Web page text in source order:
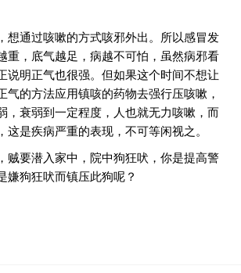
想通过咳嗽的方式咳邪外出。所以感冒发
重，底气越足，病越不可怕，虽然病邪看
说明正气也很强。但如果这个时间不想让
气的方法应用镇咳的药物去强行压咳嗽，
，衰弱到一定程度，人也就无力咳嗽，而
是疾病严重的表现，不可等闲视之。
贼要潜入家中，院中狗狂吠，你是提高警
嫌狗狂吠而镇压此狗呢？